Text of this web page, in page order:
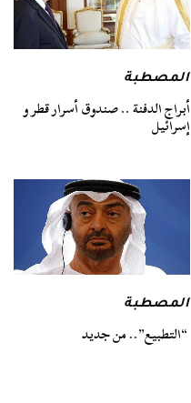
المصطبة
أبراج الدفنة .. صندوق أسرار قطر و
إسرائيل
المصطبة
“التطبيع”.. من جديد